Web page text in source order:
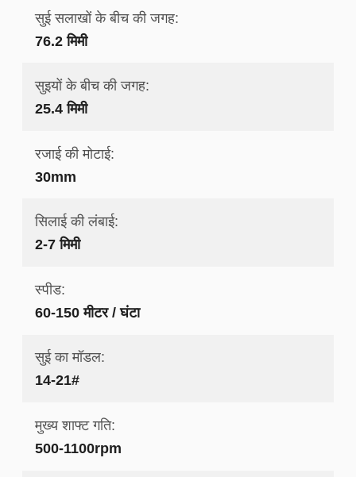
सुई सलाखों के बीच की जगह:
76.2 मिमी
सुइयों के बीच की जगह:
25.4 मिमी
रजाई की मोटाई:
30mm
सिलाई की लंबाई:
2-7 मिमी
स्पीड:
60-150 मीटर / घंटा
सुई का मॉडल:
14-21#
मुख्य शाफ्ट गति:
500-1100rpm